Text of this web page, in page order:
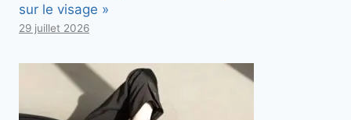
sur le visage »
29 juillet 2026